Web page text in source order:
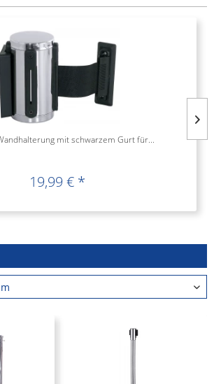
mit schwarzem Gurt für...
19,99 € *